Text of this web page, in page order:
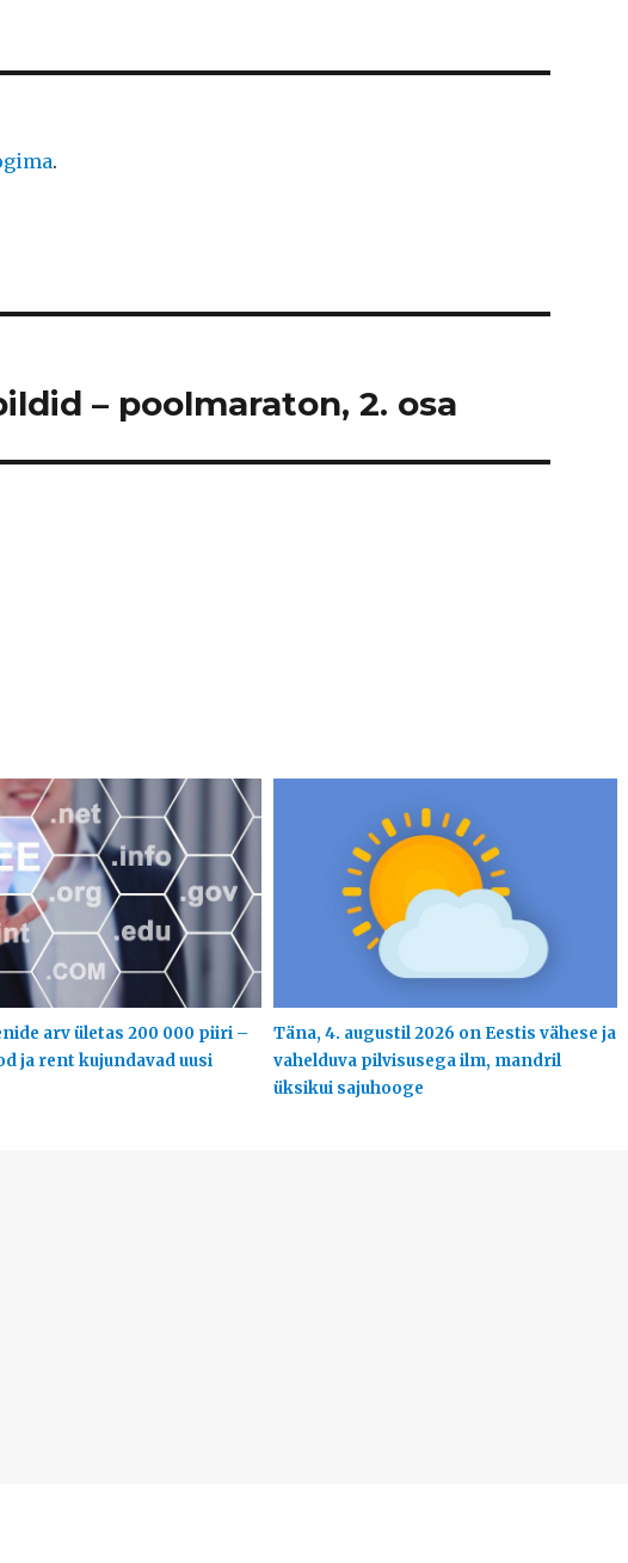
.
– poolmaraton, 2. osa
arv ületas 200 000 piiri –
ja rent kujundavad uusi
Täna, 4. augustil 2026 on Eestis vähese ja
vahelduva pilvisusega ilm, mandril
üksikui sajuhooge